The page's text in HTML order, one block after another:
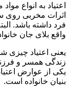
اعتیاد به انواع
اثرات مخربی
فرد داشته باشد.
واقع بلای جان
یعنی اعتیاد چیزی
زندگی همسر و
یکی از عوارض
بنیان خانواده است.